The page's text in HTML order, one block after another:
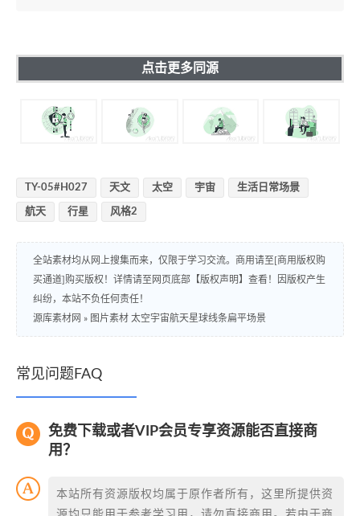
点击更多同源
TY-05#H027 天文 太空 宇宙 生活日常场景
航天 行星 风格2
全站素材均从网上搜集而来，仅限于学习交流。商用请至[商用版权购
买通道]购买版权！详情请至网页底部【版权声明】查看！因版权产生
纠纷，本站不负任何责任！
源库素材网 » 图片素材 太空宇宙航天星球线条扁平场景
常见问题FAQ
免费下载或者VIP会员专享资源能否直接商
用？
本站所有资源版权均属于原作者所有，这里所提供资